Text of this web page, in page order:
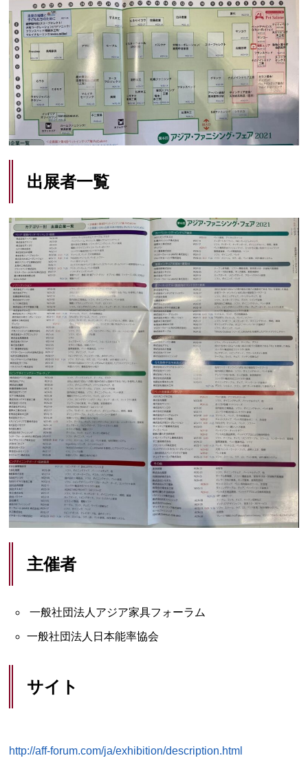
出展者一覧
主催者
一般社団法人アジア家具フォーラム
一般社団法人日本能率協会
サイト
http://aff-forum.com/ja/exhibition/description.html